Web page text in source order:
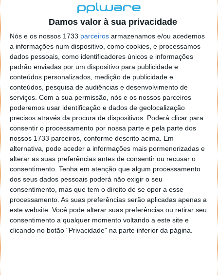
Damos valor à sua privacidade
Nós e os nossos 1733 parceiros armazenamos e/ou acedemos
a informações num dispositivo, como cookies, e processamos
dados pessoais, como identificadores únicos e informações
padrão enviadas por um dispositivo para publicidade e
conteúdos personalizados, medição de publicidade e
conteúdos, pesquisa de audiências e desenvolvimento de
serviços. Com a sua permissão, nós e os nossos parceiros
poderemos usar identificação e dados de geolocalização
precisos através da procura de dispositivos. Poderá clicar para
consentir o processamento por nossa parte e pela parte dos
nossos 1733 parceiros, conforme descrito acima. Em
alternativa, pode aceder a informações mais pormenorizadas e
alterar as suas preferências antes de consentir ou recusar o
consentimento. Tenha em atenção que algum processamento
dos seus dados pessoais poderá não exigir o seu
consentimento, mas que tem o direito de se opor a esse
processamento. As suas preferências serão aplicadas apenas a
este website. Você pode alterar suas preferências ou retirar seu
consentimento a qualquer momento voltando a este site e
clicando no botão "Privacidade" na parte inferior da página.
Genuine Lifetime Windows 10 Pro + Office 2016
Pro Plus CD Keys Pack36,18€(Código de 30% de
desconto TT30)
Genuine Lifetime Windows 10 Pro + Office 2019
Pro Plus CD Keys Pack52,37€(Código de 30% de
desconto TT30)
Microsoft Visual Studio 2022 Enterprise CD Key
Global90€:(Código de 30% de desconto TT30)
Microsoft SQL Server 2019 Standard 2 Core CD
Key Global82€:(Código de 30% de desconto
TT30)
Microsoft SQL Server 2019 Standard 16 Core CD
Key Global150€:(Código de 30% de desconto
TT30)
Motor de busca
Então, o Motor de Busca da GOODOFFER24 é
bastante simples direto. Logo, basta escrever o que
pretendemos para, a seguir, obtermos todas as
sugestões como, por exemplo, escrever Antivírus.
Compre, por exemplo, uma chave Windows, desde a